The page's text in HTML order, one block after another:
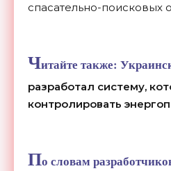
спасательно-поисковых
Читайте также:
разработал систему,
контролировать
По словам